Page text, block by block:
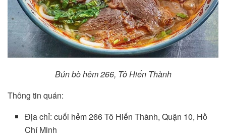
Bún bò hẻm 266, Tô Hiến Thành
Thông tin quán:
Địa chỉ: cuối hẻm 266 Tô Hiến Thành, Quận 10, Hồ
Chí Minh